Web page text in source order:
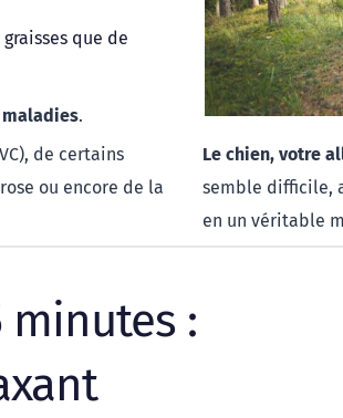
que de
.
de certains
ou encore de la
Le chien, votre
semble difficile,
en un véritable
: